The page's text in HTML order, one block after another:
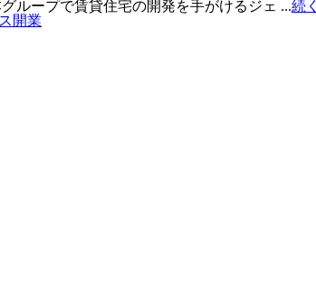
ループで賃貸住宅の開発を手がけるジェ ...続く